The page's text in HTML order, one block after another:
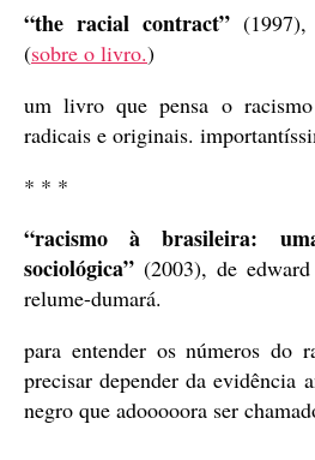
“the racial contract”
(sobre o livro.)
um livro que pensa o
radicais e originais.
* * *
“racismo à brasileira:
sociológica” (2003), de edward
relume-dumará.
para entender os números do
precisar depender da evidência
negro que adooooora ser